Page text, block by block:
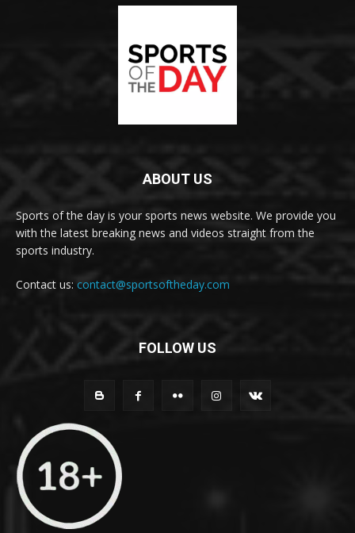
ABOUT US
Sports of the day is your sports news website. We provide you
with the latest breaking news and videos straight from the
sports industry.
Contact us: contact@sportsoftheday.com
FOLLOW US